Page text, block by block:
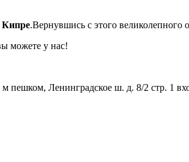
.Вернувшись с этого
можете у нас!
м пешком, Ленинградское ш. д. 8/2 стр.